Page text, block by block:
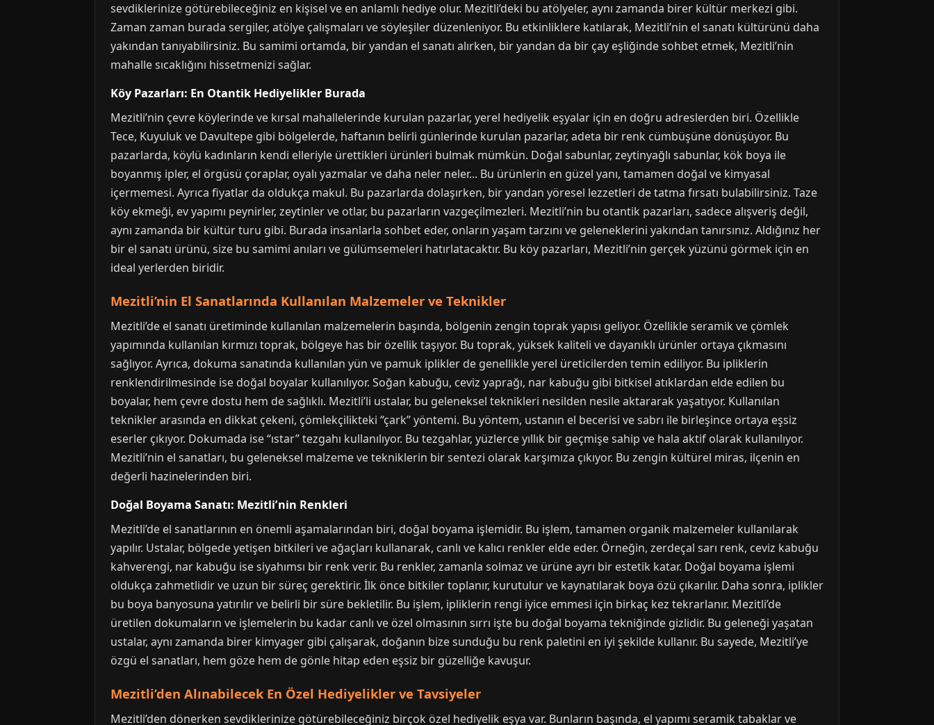
sevdiklerinize götürebileceğiniz en kişisel ve en anlamlı hediye olur. Mezitli’deki bu atölyeler, aynı zamanda birer kültür merkezi gibi.
Zaman zaman burada sergiler, atölye çalışmaları ve söyleşiler düzenleniyor. Bu etkinliklere katılarak, Mezitli’nin el sanatı kültürünü daha
yakından tanıyabilirsiniz. Bu samimi ortamda, bir yandan el sanatı alırken, bir yandan da bir çay eşliğinde sohbet etmek, Mezitli’nin
mahalle sıcaklığını hissetmenizi sağlar.
Köy Pazarları: En Otantik Hediyelikler Burada
Mezitli’nin çevre köylerinde ve kırsal mahallelerinde kurulan pazarlar, yerel hediyelik eşyalar için en doğru adreslerden biri. Özellikle
Tece, Kuyuluk ve Davultepe gibi bölgelerde, haftanın belirli günlerinde kurulan pazarlar, adeta bir renk cümbüşüne dönüşüyor. Bu
pazarlarda, köylü kadınların kendi elleriyle ürettikleri ürünleri bulmak mümkün. Doğal sabunlar, zeytinyağlı sabunlar, kök boya ile
boyanmış ipler, el örgüsü çoraplar, oyalı yazmalar ve daha neler neler... Bu ürünlerin en güzel yanı, tamamen doğal ve kimyasal
içermemesi. Ayrıca fiyatlar da oldukça makul. Bu pazarlarda dolaşırken, bir yandan yöresel lezzetleri de tatma fırsatı bulabilirsiniz. Taze
köy ekmeği, ev yapımı peynirler, zeytinler ve otlar, bu pazarların vazgeçilmezleri. Mezitli’nin bu otantik pazarları, sadece alışveriş değil,
aynı zamanda bir kültür turu gibi. Burada insanlarla sohbet eder, onların yaşam tarzını ve geleneklerini yakından tanırsınız. Aldığınız her
bir el sanatı ürünü, size bu samimi anıları ve gülümsemeleri hatırlatacaktır. Bu köy pazarları, Mezitli’nin gerçek yüzünü görmek için en
ideal yerlerden biridir.
Mezitli’nin El Sanatlarında Kullanılan Malzemeler ve Teknikler
Mezitli’de el sanatı üretiminde kullanılan malzemelerin başında, bölgenin zengin toprak yapısı geliyor. Özellikle seramik ve çömlek
yapımında kullanılan kırmızı toprak, bölgeye has bir özellik taşıyor. Bu toprak, yüksek kaliteli ve dayanıklı ürünler ortaya çıkmasını
sağlıyor. Ayrıca, dokuma sanatında kullanılan yün ve pamuk iplikler de genellikle yerel üreticilerden temin ediliyor. Bu ipliklerin
renklendirilmesinde ise doğal boyalar kullanılıyor. Soğan kabuğu, ceviz yaprağı, nar kabuğu gibi bitkisel atıklardan elde edilen bu
boyalar, hem çevre dostu hem de sağlıklı. Mezitli’li ustalar, bu geleneksel teknikleri nesilden nesile aktararak yaşatıyor. Kullanılan
teknikler arasında en dikkat çekeni, çömlekçilikteki “çark” yöntemi. Bu yöntem, ustanın el becerisi ve sabrı ile birleşince ortaya eşsiz
eserler çıkıyor. Dokumada ise “ıstar” tezgahı kullanılıyor. Bu tezgahlar, yüzlerce yıllık bir geçmişe sahip ve hala aktif olarak kullanılıyor.
Mezitli’nin el sanatları, bu geleneksel malzeme ve tekniklerin bir sentezi olarak karşımıza çıkıyor. Bu zengin kültürel miras, ilçenin en
değerli hazinelerinden biri.
Doğal Boyama Sanatı: Mezitli’nin Renkleri
Mezitli’de el sanatlarının en önemli aşamalarından biri, doğal boyama işlemidir. Bu işlem, tamamen organik malzemeler kullanılarak
yapılır. Ustalar, bölgede yetişen bitkileri ve ağaçları kullanarak, canlı ve kalıcı renkler elde eder. Örneğin, zerdeçal sarı renk, ceviz kabuğu
kahverengi, nar kabuğu ise siyahımsı bir renk verir. Bu renkler, zamanla solmaz ve ürüne ayrı bir estetik katar. Doğal boyama işlemi
oldukça zahmetlidir ve uzun bir süreç gerektirir. İlk önce bitkiler toplanır, kurutulur ve kaynatılarak boya özü çıkarılır. Daha sonra, iplikler
bu boya banyosuna yatırılır ve belirli bir süre bekletilir. Bu işlem, ipliklerin rengi iyice emmesi için birkaç kez tekrarlanır. Mezitli’de
üretilen dokumaların ve işlemelerin bu kadar canlı ve özel olmasının sırrı işte bu doğal boyama tekniğinde gizlidir. Bu geleneği yaşatan
ustalar, aynı zamanda birer kimyager gibi çalışarak, doğanın bize sunduğu bu renk paletini en iyi şekilde kullanır. Bu sayede, Mezitli’ye
özgü el sanatları, hem göze hem de gönle hitap eden eşsiz bir güzelliğe kavuşur.
Mezitli’den Alınabilecek En Özel Hediyelikler ve Tavsiyeler
Mezitli’den dönerken sevdiklerinize götürebileceğiniz birçok özel hediyelik eşya var. Bunların başında, el yapımı seramik tabaklar ve